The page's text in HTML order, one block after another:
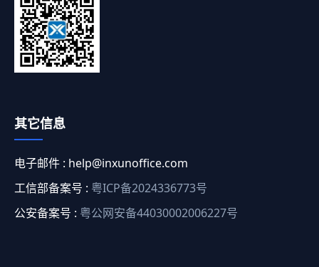
其它信息
电子邮件 : help@inxunoffice.com
工信部备案号 : 粤ICP备2024336773号
公安备案号 : 粤公网安备44030002006227号